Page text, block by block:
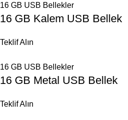
16 GB USB Bellekler
16 GB Kalem USB Bellek
Teklif Alın
16 GB USB Bellekler
16 GB Metal USB Bellek
Teklif Alın